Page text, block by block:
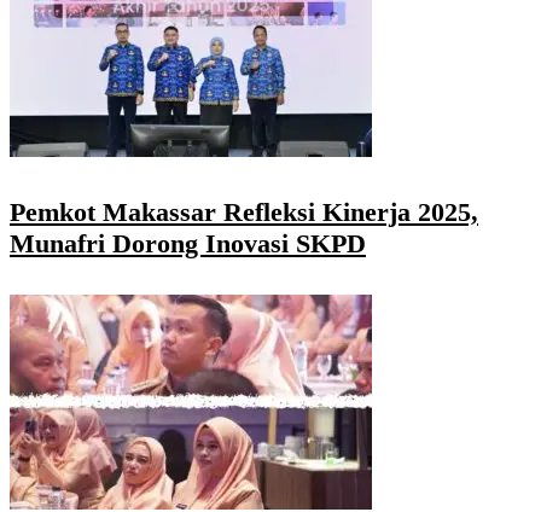
Pemkot Makassar Refleksi Kinerja 2025,
Munafri Dorong Inovasi SKPD